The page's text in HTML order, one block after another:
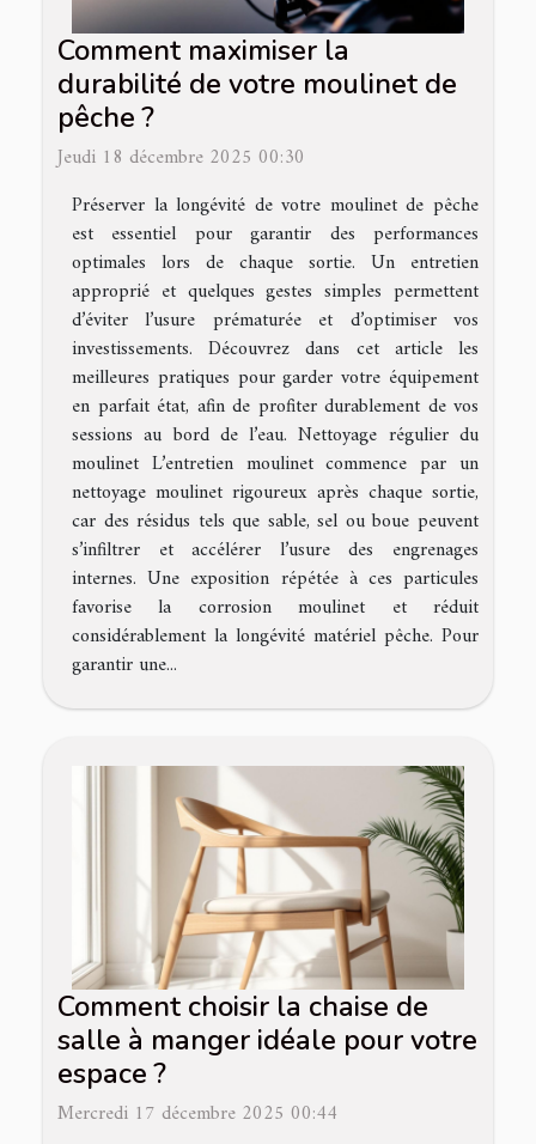
Comment maximiser la
durabilité de votre moulinet de
pêche ?
Jeudi 18 décembre 2025 00:30
Préserver la longévité de votre moulinet de pêche
est essentiel pour garantir des performances
optimales lors de chaque sortie. Un entretien
approprié et quelques gestes simples permettent
d’éviter l’usure prématurée et d’optimiser vos
investissements. Découvrez dans cet article les
meilleures pratiques pour garder votre équipement
en parfait état, afin de profiter durablement de vos
sessions au bord de l’eau. Nettoyage régulier du
moulinet L’entretien moulinet commence par un
nettoyage moulinet rigoureux après chaque sortie,
car des résidus tels que sable, sel ou boue peuvent
s’infiltrer et accélérer l’usure des engrenages
internes. Une exposition répétée à ces particules
favorise la corrosion moulinet et réduit
considérablement la longévité matériel pêche. Pour
garantir une...
Comment choisir la chaise de
salle à manger idéale pour votre
espace ?
Mercredi 17 décembre 2025 00:44